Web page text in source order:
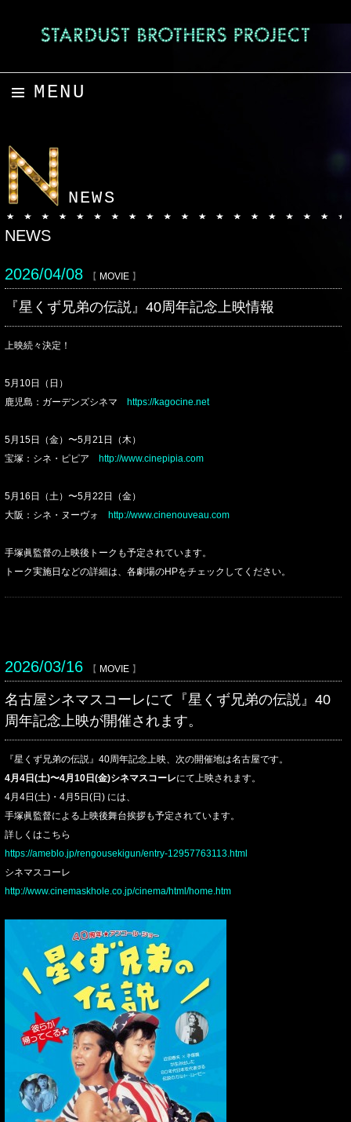
MENU
NEWS
NEWS
2026/04/08 【 MOVIE 】
『星くず兄弟の伝説』40周年記念上映情報
上映続々決定！
5月10日（日）
鹿児島：ガーデンズシネマ https://kagocine.net
5月15日（金）〜5月21日（木）
宝塚：シネ・ピピア http://www.cinepipia.com
5月16日（土）〜5月22日（金）
大阪：シネ・ヌーヴォ http://www.cinenouveau.com
手塚眞監督の上映後トークも予定されています。
トーク実施日などの詳細は、各劇場のHPをチェックしてください。
2026/03/16 【 MOVIE 】
名古屋シネマスコーレにて『星くず兄弟の伝説』40
周年記念上映が開催されます。
『星くず兄弟の伝説』40周年記念上映、次の開催地は名古屋です。
4月4日(土)〜4月10日(金)シネマスコーレにて上映されます。
4月4日(土)・4月5日(日) には、
手塚眞監督による上映後舞台挨拶も予定されています。
詳しくはこちら
https://ameblo.jp/rengousekigun/entry-12957763113.html
シネマスコーレ
http://www.cinemaskhole.co.jp/cinema/html/home.htm